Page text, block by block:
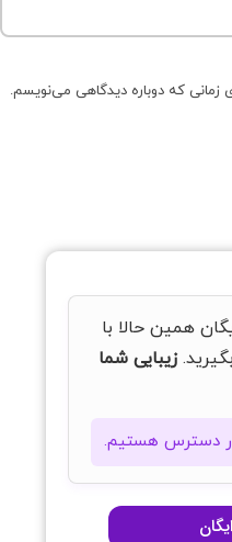
زمانی که دوباره دیدگاهی می‌نویسم.
همین حالا با
زیبایی شما
دسترس هستیم.